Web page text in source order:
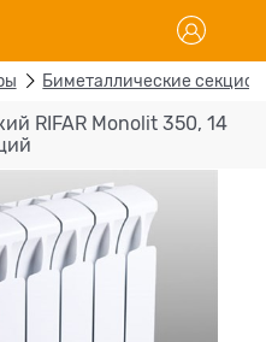
Биметаллические
RIFAR Monolit 350, 14